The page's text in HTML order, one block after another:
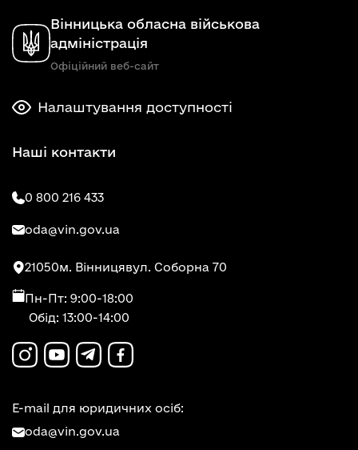
Вінницька обласна військова
адміністрація
Офіційний веб-сайт
Налаштування доступності
Наші контакти
0 800 216 433
oda@vin.gov.ua
21050м. Вінницявул. Соборна 70
Пн-Пт: 9:00-18:00
Обід: 13:00-14:00
E-mail для юридичних осіб:
oda@vin.gov.ua